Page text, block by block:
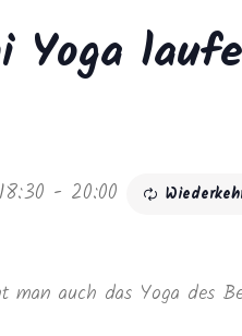
Yoga
- 20:00
man auch das Yoga des